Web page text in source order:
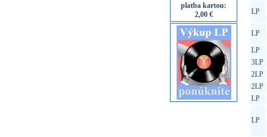
platba kartou:
2,00 €
LP
LP
LP
3LP
2LP
2LP
LP
LP